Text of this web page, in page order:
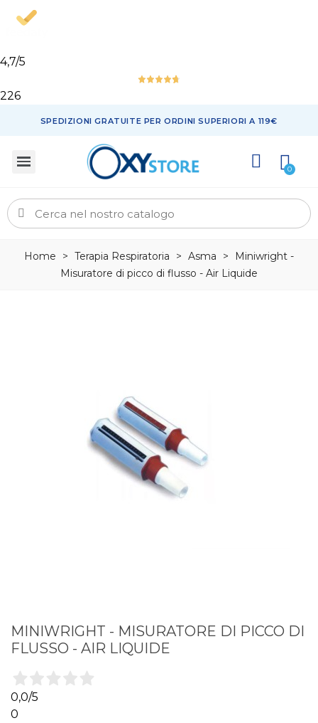
4,7/5
226
SPEDIZIONI GRATUITE PER ORDINI SUPERIORI A 119€
Home > Terapia Respiratoria > Asma >
Miniwright -
Misuratore di picco di flusso - Air Liquide
MINIWRIGHT - MISURATORE DI PICCO DI
FLUSSO - AIR LIQUIDE
0,0/5
0